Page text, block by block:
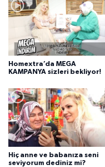
Homextra’da MEGA
KAMPANYA sizleri bekliyor!
Hiç anne ve babanıza seni
seviyorum dediniz mi?